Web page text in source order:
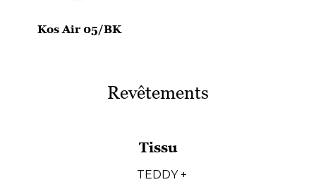
Kos Air 05/BK
Revêtements
Tissu
TEDDY +